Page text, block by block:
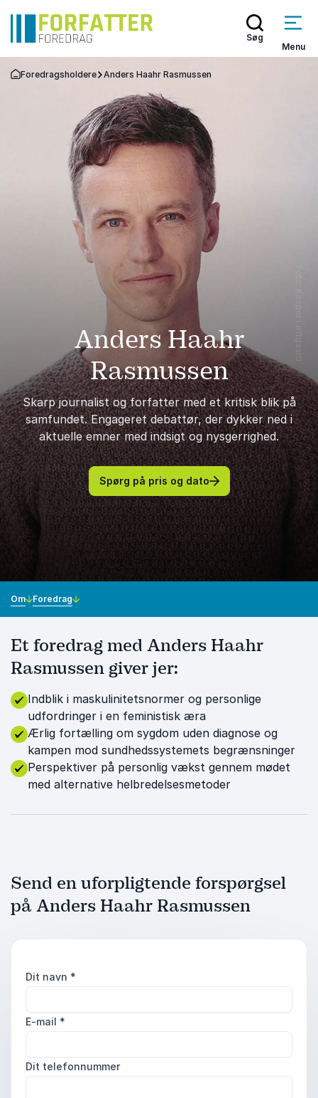
Søg
Menu
Tilbage til forsiden
Foredragsholdere Anders Haahr Rasmussen
Anders Haahr
Rasmussen
Skarp journalist og forfatter med et kritisk blik på
samfundet. Engageret debattør, der dykker ned i
aktuelle emner med indsigt og nysgerrighed.
Spørg på pris og dato
Foto: Kasper Løftgaard
Om Foredrag
Et foredrag med Anders Haahr
Rasmussen giver jer:
Indblik i maskulinitetsnormer og personlige
udfordringer i en feministisk æra
Ærlig fortælling om sygdom uden diagnose og
kampen mod sundhedssystemets begrænsninger
Perspektiver på personlig vækst gennem mødet
med alternative helbredelsesmetoder
Send en uforpligtende forspørgsel
på Anders Haahr Rasmussen
Dit navn *
E-mail *
Dit telefonnummer